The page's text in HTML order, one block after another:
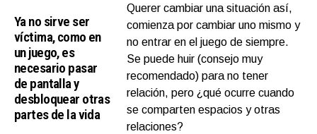
Ya no sirve ser
víctima, como en
un juego, es
necesario pasar
de pantalla y
desbloquear otras
partes de la vida
Querer cambiar una situación así,
comienza por cambiar uno mismo y
no entrar en el juego de siempre.
Se puede huir (consejo muy
recomendado) para no tener
relación, pero ¿qué ocurre cuando
se comparten espacios y otras
relaciones?